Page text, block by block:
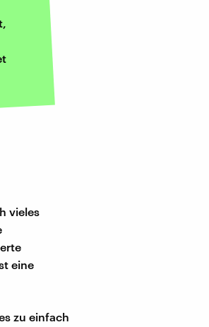
vieles
eine
zu einfach